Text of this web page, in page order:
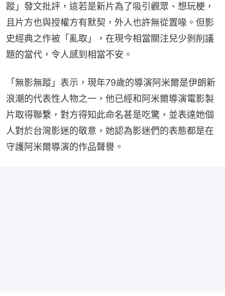
蹤」發文批評，這若是新片為了吸引觀眾、想玩梗，
且片方也與授權方有默契，外人也許無從置喙。但影
史經典之作被「亂取」，在現今相當關注兒少剝削議
題的當代，令人感到相當不安。
「無影無蹤」表示，現年79歲的導演阿米爾是伊朗新
浪潮的代表性人物之一，他已經和阿米爾導演電影製
片取得聯繫，對方得知此命名甚是吃驚，並表達她個
人對於台灣影迷的敬意，她認為影迷們的表態都是在
守護阿米爾導演的作品聲譽。